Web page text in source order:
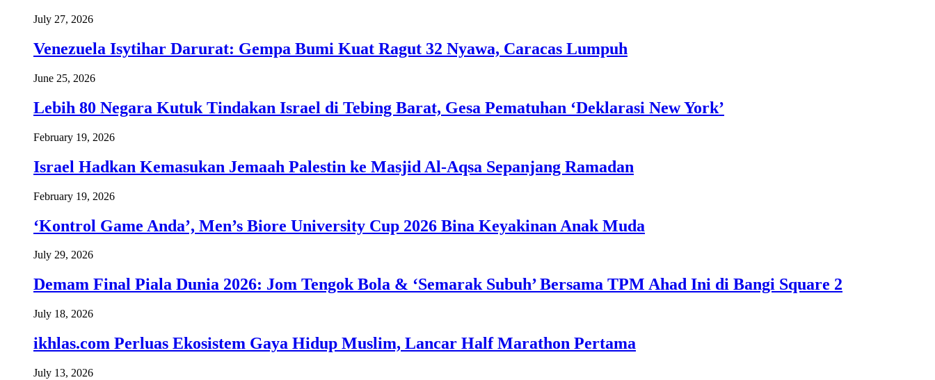
July 27, 2026
Venezuela Isytihar Darurat: Gempa Bumi Kuat Ragut 32 Nyawa, Caracas Lumpuh
June 25, 2026
Lebih 80 Negara Kutuk Tindakan Israel di Tebing Barat, Gesa Pematuhan ‘Deklarasi New York’
February 19, 2026
Israel Hadkan Kemasukan Jemaah Palestin ke Masjid Al-Aqsa Sepanjang Ramadan
February 19, 2026
‘Kontrol Game Anda’, Men’s Biore University Cup 2026 Bina Keyakinan Anak Muda
July 29, 2026
Demam Final Piala Dunia 2026: Jom Tengok Bola & ‘Semarak Subuh’ Bersama TPM Ahad Ini di Bangi Square 2
July 18, 2026
ikhlas.com Perluas Ekosistem Gaya Hidup Muslim, Lancar Half Marathon Pertama
July 13, 2026